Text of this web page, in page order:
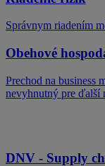
Správnym riadením
Obehové
Prechod na business
nevyhnutný pre ďalší
DNV - Supply